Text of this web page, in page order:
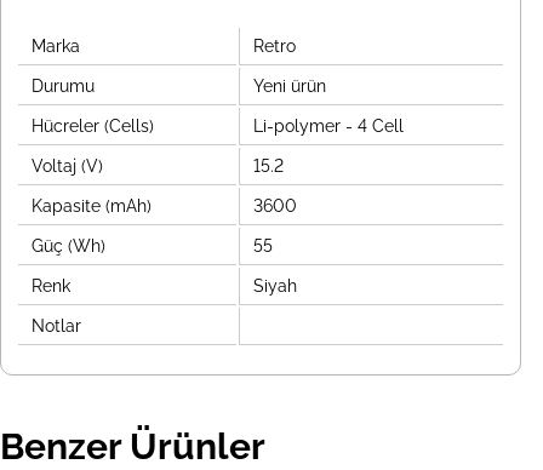
Marka Retro
Durumu Yeni ürün
Hücreler (Cells) Li-polymer - 4 Cell
Voltaj (V) 15.2
Kapasite (mAh) 3600
Güç (Wh) 55
Renk Siyah
Notlar
Benzer Ürünler